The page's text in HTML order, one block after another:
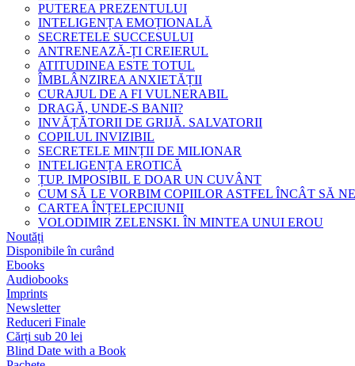
PUTEREA PREZENTULUI
INTELIGENȚA EMOȚIONALĂ
SECRETELE SUCCESULUI
ANTRENEAZĂ-ȚI CREIERUL
ATITUDINEA ESTE TOTUL
ÎMBLÂNZIREA ANXIETĂȚII
CURAJUL DE A FI VULNERABIL
DRAGĂ, UNDE-S BANII?
INVĂȚĂTORII DE GRIJĂ. SALVATORII
COPILUL INVIZIBIL
SECRETELE MINȚII DE MILIONAR
INTELIGENȚA EROTICĂ
ȚUP. IMPOSIBIL E DOAR UN CUVÂNT
CUM SĂ LE VORBIM COPIILOR ASTFEL ÎNCÂT SĂ
CARTEA ÎNȚELEPCIUNII
VOLODIMIR ZELENSKI. ÎN MINTEA UNUI EROU
Noutăți
Disponibile în curând
Ebooks
Audiobooks
Imprints
Newsletter
Reduceri Finale
Cărți sub 20 lei
Blind Date with a Book